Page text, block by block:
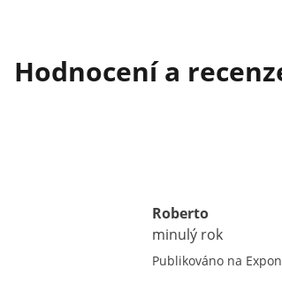
Hodnocení a
Roberto
minulý rok
Publikováno na